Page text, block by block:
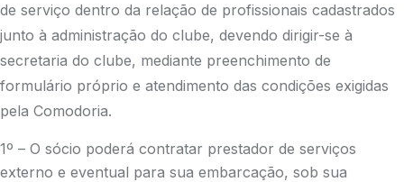
de serviço dentro da relação de profissionais cadastrados
junto à administração do clube, devendo dirigir-se à
secretaria do clube, mediante preenchimento de
formulário próprio e atendimento das condições exigidas
pela Comodoria.
1º – O sócio poderá contratar prestador de serviços
externo e eventual para sua embarcação, sob sua